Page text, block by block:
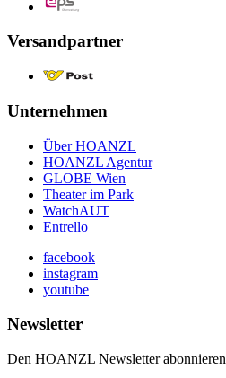
Versandpartner
Unternehmen
Über HOANZL
HOANZL Agentur
GLOBE Wien
Theater im Park
WatchAUT
Entrello
facebook
instagram
youtube
Newsletter
Den HOANZL Newsletter abonnieren